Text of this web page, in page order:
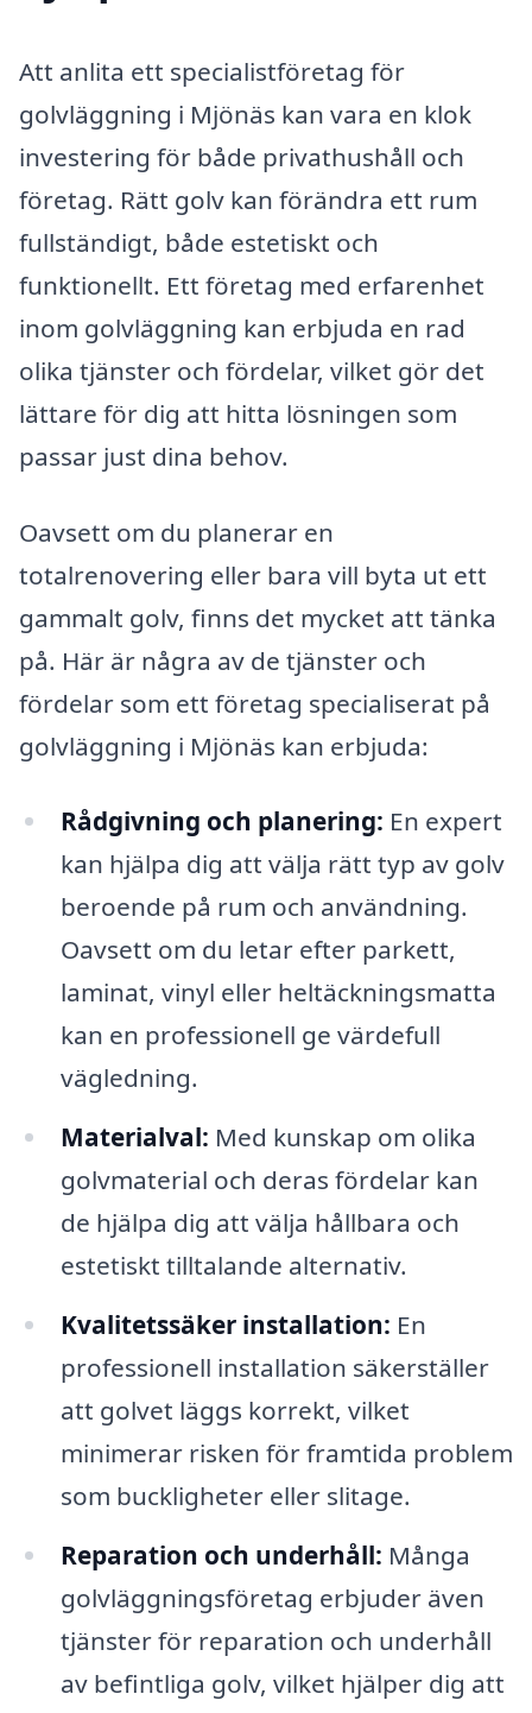
Att anlita ett specialistföretag för
golvläggning i Mjönäs kan vara en klok
investering för både privathushåll och
företag. Rätt golv kan förändra ett rum
fullständigt, både estetiskt och
funktionellt. Ett företag med erfarenhet
inom golvläggning kan erbjuda en rad
olika tjänster och fördelar, vilket gör det
lättare för dig att hitta lösningen som
passar just dina behov.
Oavsett om du planerar en
totalrenovering eller bara vill byta ut ett
gammalt golv, finns det mycket att tänka
på. Här är några av de tjänster och
fördelar som ett företag specialiserat på
golvläggning i Mjönäs kan erbjuda:
Rådgivning och planering: En expert
kan hjälpa dig att välja rätt typ av golv
beroende på rum och användning.
Oavsett om du letar efter parkett,
laminat, vinyl eller heltäckningsmatta
kan en professionell ge värdefull
vägledning.
Materialval: Med kunskap om olika
golvmaterial och deras fördelar kan
de hjälpa dig att välja hållbara och
estetiskt tilltalande alternativ.
Kvalitetssäker installation: En
professionell installation säkerställer
att golvet läggs korrekt, vilket
minimerar risken för framtida problem
som buckligheter eller slitage.
Reparation och underhåll: Många
golvläggningsföretag erbjuder även
tjänster för reparation och underhåll
av befintliga golv, vilket hjälper dig att